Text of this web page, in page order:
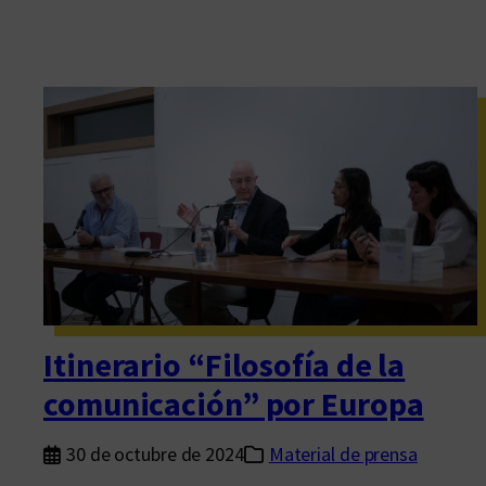
Itinerario “Filosofía de la
comunicación” por Europa
30 de octubre de 2024 Material de prensa